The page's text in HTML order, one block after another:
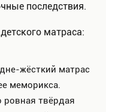
последствия.
матраса:
жёсткий матрас
меморикса.
ровная твёрдая